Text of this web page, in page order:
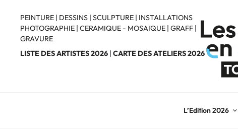
contenu
principal
PEINTURE | DESSINS | SCULPTURE | INSTALLATIONS
PHOTOGRAPHIE | CERAMIQUE - MOSAIQUE | GRAFF |
GRAVURE
LISTE DES ARTISTES 2026 | CARTE DES ATELIERS 2026
L’Edition 2026